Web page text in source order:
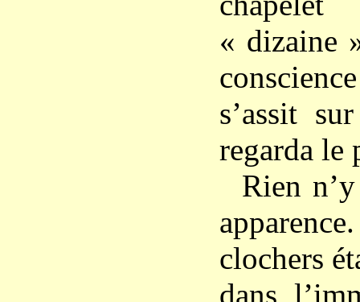
« dizaine
s’assit
regarda le
Rien
clochers
dans